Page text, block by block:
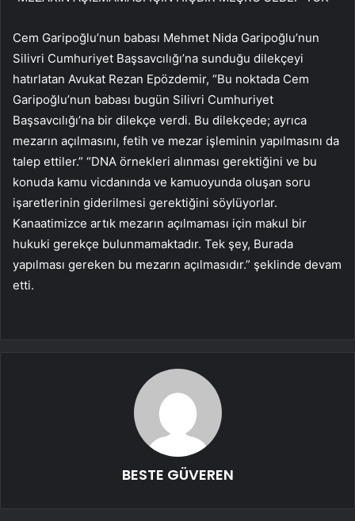
Cem Garipoğlu’nun babası Mehmet Nida Garipoğlu’nun
Silivri Cumhuriyet Başsavcılığı’na sunduğu dilekçeyi
hatırlatan Avukat Rezan Epözdemir, “Bu noktada Cem
Garipoğlu’nun babası bugün Silivri Cumhuriyet
Başsavcılığı’na bir dilekçe verdi. Bu dilekçede; ayrıca
mezarın açılmasını, fetih ve mezar işleminin yapılmasını da
talep ettiler.” “DNA örnekleri alınması gerektiğini ve bu
konuda kamu vicdanında ve kamuoyunda oluşan soru
işaretlerinin giderilmesi gerektiğini söylüyorlar.
Kanaatimizce artık mezarın açılmaması için makul bir
hukuki gerekçe bulunmamaktadır. Tek şey, Burada
yapılması gereken bu mezarın açılmasıdır.” şeklinde devam
etti.
BESTE GÜVEREN